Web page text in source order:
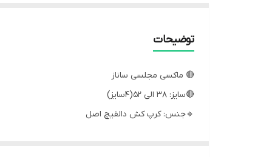
توضیحات
🔴 ماکسی مجلسی ساناز
🔴سایز: 38 الی 52(4سایز)
🔹جنس: کرپ کش دالقیچ اصل